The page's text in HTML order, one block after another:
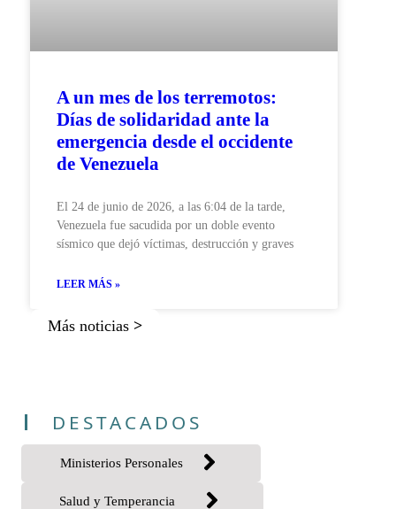
A un mes de los terremotos:
Días de solidaridad ante la
emergencia desde el occidente
de Venezuela
El 24 de junio de 2026, a las 6:04 de la tarde,
Venezuela fue sacudida por un doble evento
sísmico que dejó víctimas, destrucción y graves
LEER MÁS »
Más noticias >
DESTACADOS
Ministerios Personales
Salud y Temperancia